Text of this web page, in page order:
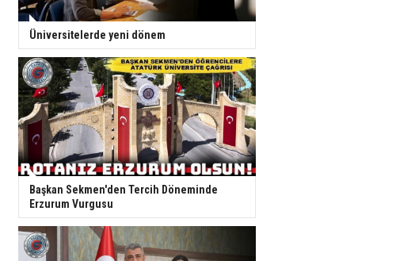
Üniversitelerde yeni dönem
Başkan Sekmen'den Tercih Döneminde
Erzurum Vurgusu